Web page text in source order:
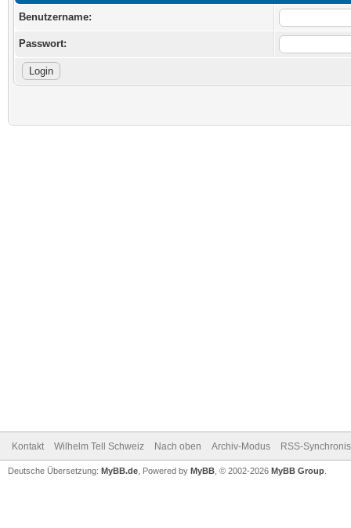
Benutzername:
Passwort:
Kontakt Wilhelm Tell Schweiz Nach oben Archiv-Modus RSS-
Deutsche Übersetzung: MyBB.de , Powered by MyBB , © 2002-2026 MyBB Group